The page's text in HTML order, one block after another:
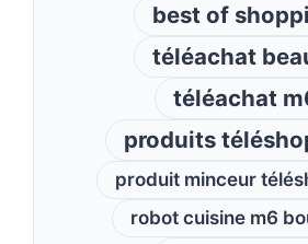
best of
téléachat
téléachat
produits
produit minceur
robot cuisine m6